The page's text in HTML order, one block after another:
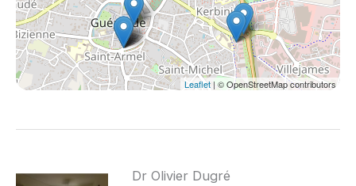
Leaflet | © OpenStreetMap contributors
Dr Olivier Dugré